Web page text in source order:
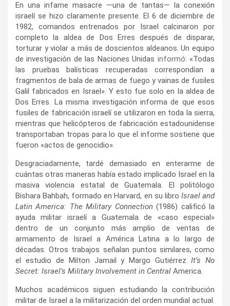
En una infame masacre —una de tantas— la conexión
israelí se hizo claramente presente. El 6 de diciembre de
1982, comandos entrenados por Israel calcinaron por
completo la aldea de Dos Erres después de disparar,
torturar y violar a más de doscientos aldeanos. Un equipo
de investigación de las Naciones Unidas informó: «Todas
las pruebas balísticas recuperadas correspondían a
fragmentos de bala de armas de fuego y vainas de fusiles
Galil fabricados en Israel». Y esto fue solo en la aldea de
Dos Erres. La misma investigación informa de que esos
fusiles de fabricación israelí se utilizaron en toda la sierra,
mientras que helicópteros de fabricación estadounidense
transportaban tropas para lo que el informe sostiene que
fueron «actos de genocidio».
Desgraciadamente, tardé demasiado en enterarme de
cuántas otras maneras había estado implicado Israel en la
masiva violencia estatal de Guatemala. El politólogo
Bishara Bahbah, formado en Harvard, en su libro Israel and
Latin America: The Military Connection(1986) calificó la
ayuda militar israelí a Guatemala de «caso especial»
dentro de un conjunto más amplio de ventas de
armamento de Israel a América Latina a lo largo de
décadas. Otros trabajos señalan puntos similares, como
el estudio de Milton Jamail y Margo GutiérrezIt’s No
Secret: Israel’s Military Involvement in Central America.
Muchos académicos siguen estudiando la contribución
militar de Israel a la militarización del orden mundial actual.